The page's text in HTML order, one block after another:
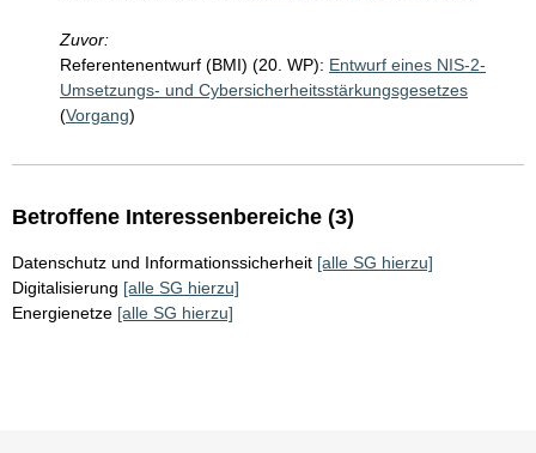
Zuvor:
Referentenentwurf (BMI) (20. WP): Entwurf eines NIS-2-
Umsetzungs- und Cybersicherheitsstärkungsgesetzes
(Vorgang)
Betroffene Interessenbereiche (3)
Datenschutz und Informationssicherheit [alle SG hierzu]
Digitalisierung [alle SG hierzu]
Energienetze [alle SG hierzu]